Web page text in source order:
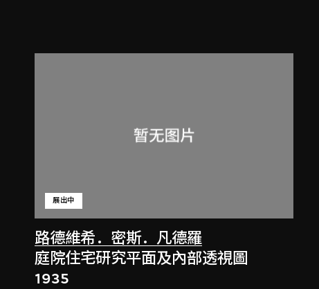
路德維希．密斯．凡德羅
展出中
庭院住宅研究平面及內部透視圖
1935